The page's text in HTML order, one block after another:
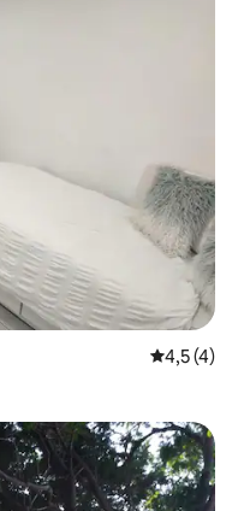
4,5 de
4,5 (4)